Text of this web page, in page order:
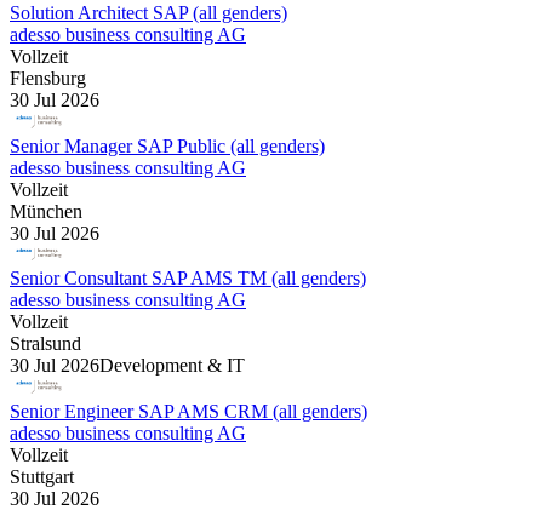
Solution Architect SAP (all genders)
adesso business consulting AG
Vollzeit
Flensburg
30 Jul 2026
Senior Manager SAP Public (all genders)
adesso business consulting AG
Vollzeit
München
30 Jul 2026
Senior Consultant SAP AMS TM (all genders)
adesso business consulting AG
Vollzeit
Stralsund
30 Jul 2026Development & IT
Senior Engineer SAP AMS CRM (all genders)
adesso business consulting AG
Vollzeit
Stuttgart
30 Jul 2026